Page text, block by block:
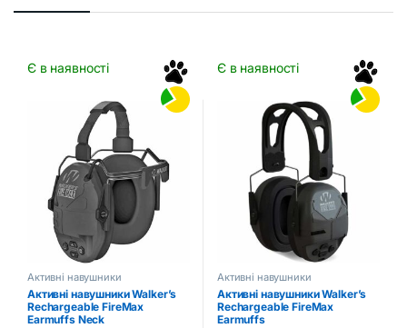
Є в наявності
Активні навушники
Активні навушники Walker’s
Rechargeable FireMax
Earmuffs Neck
Є в наявності
Активні навушники
Активні навушники Walker’s
Rechargeable FireMax
Earmuffs